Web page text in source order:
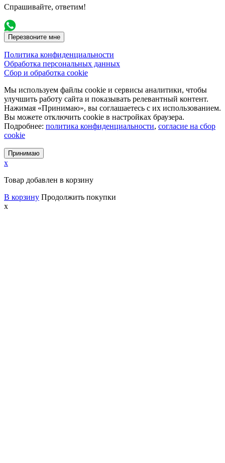
Спрашивайте, ответим!
Перезвоните мне
Политика конфиденциальности
Обработка персональных данных
Сбор и обработка cookie
Мы используем файлы cookie и сервисы аналитики, чтобы
улучшить работу сайта и показывать релевантный контент.
Нажимая «Принимаю», вы соглашаетесь с их использованием.
Вы можете отключить cookie в настройках браузера.
Подробнее: политика конфиденциальности, согласие на сбор
cookie
Принимаю
x
Товар добавлен в корзину
В корзину Продолжить покупки
x